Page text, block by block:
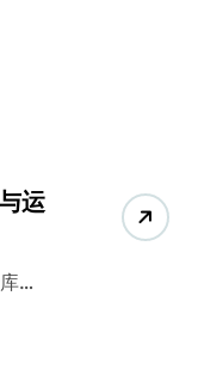
运
…